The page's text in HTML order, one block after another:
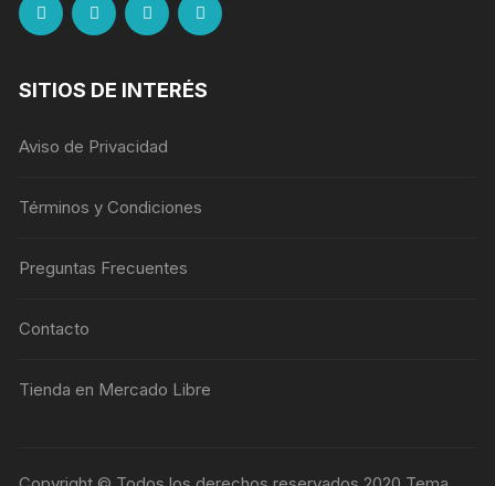
SITIOS DE INTERÉS
Aviso de Privacidad
Términos y Condiciones
Preguntas Frecuentes
Contacto
Tienda en Mercado Libre